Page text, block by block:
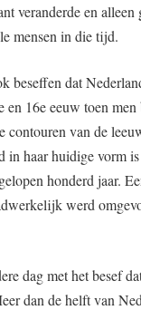
veranderde en
mensen in die tijd.
beseffen dat
en 16e eeuw toen
contouren van de
in haar huidige vorm
honderd jaar.
werd
dag met het besef
dan de helft van